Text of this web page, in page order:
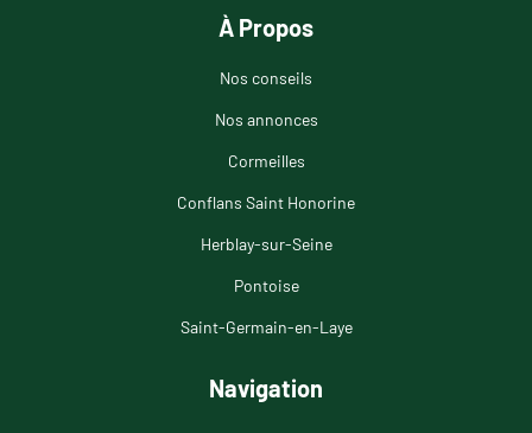
À Propos
Nos conseils
Nos annonces
Cormeilles
Conflans Saint Honorine
Herblay-sur-Seine
Pontoise
Saint-Germain-en-Laye
Navigation